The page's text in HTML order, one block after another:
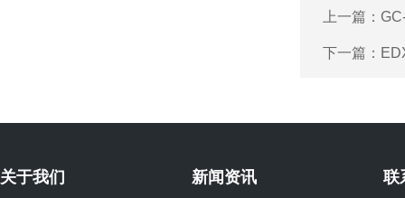
上一篇：
下一篇：
关于我们 新闻资讯 联